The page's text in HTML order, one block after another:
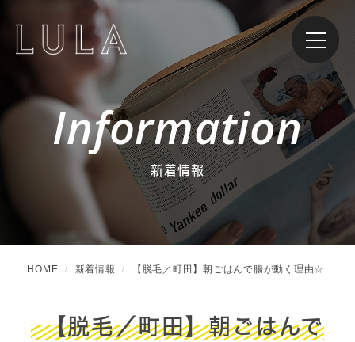
Information
新着情報
HOME 新着情報 【脱毛／町田】朝ごはんで腸が動く理由☆
【脱毛／町田】朝ごはんで